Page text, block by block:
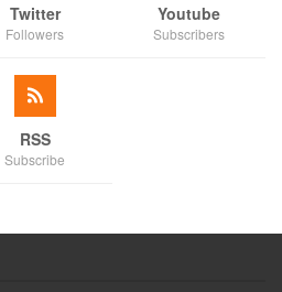
Twitter
Followers
Youtube
Subscribers
RSS
Subscribe